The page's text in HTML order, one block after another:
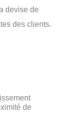
devise de
des clients.
de